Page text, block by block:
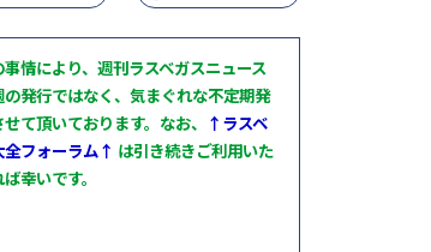
事情により、週刊ラスベガスニュース
の発行ではなく、気まぐれな不定期発
て頂いております。なお、
↑ラスベ
全フォーラム↑ は引き続きご利用いた
幸いです。